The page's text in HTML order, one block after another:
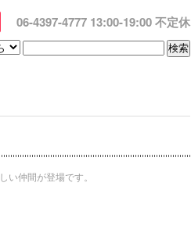
06-4397-4777 13:00-19:00 不定休
仲間が登場です。